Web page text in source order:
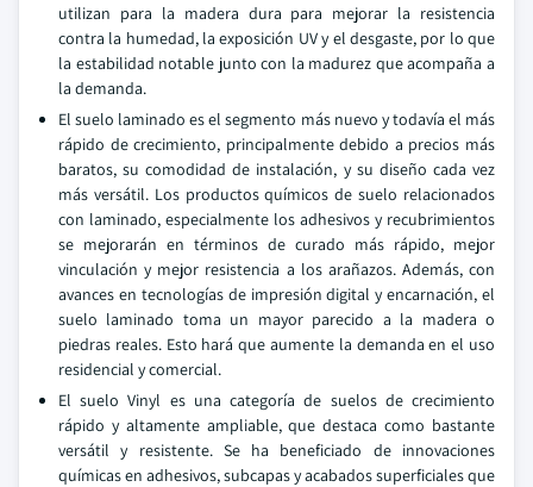
utilizan para la madera dura para mejorar la resistencia
contra la humedad, la exposición UV y el desgaste, por lo que
la estabilidad notable junto con la madurez que acompaña a
la demanda.
El suelo laminado es el segmento más nuevo y todavía el más
rápido de crecimiento, principalmente debido a precios más
baratos, su comodidad de instalación, y su diseño cada vez
más versátil. Los productos químicos de suelo relacionados
con laminado, especialmente los adhesivos y recubrimientos
se mejorarán en términos de curado más rápido, mejor
vinculación y mejor resistencia a los arañazos. Además, con
avances en tecnologías de impresión digital y encarnación, el
suelo laminado toma un mayor parecido a la madera o
piedras reales. Esto hará que aumente la demanda en el uso
residencial y comercial.
El suelo Vinyl es una categoría de suelos de crecimiento
rápido y altamente ampliable, que destaca como bastante
versátil y resistente. Se ha beneficiado de innovaciones
químicas en adhesivos, subcapas y acabados superficiales que